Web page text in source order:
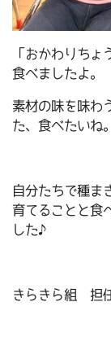
「おかわりち
食べましたよ。
素材の味を味わ
た、食べたいね。
自分たちで種ま
育てることと食
した♪
きらきら組 担